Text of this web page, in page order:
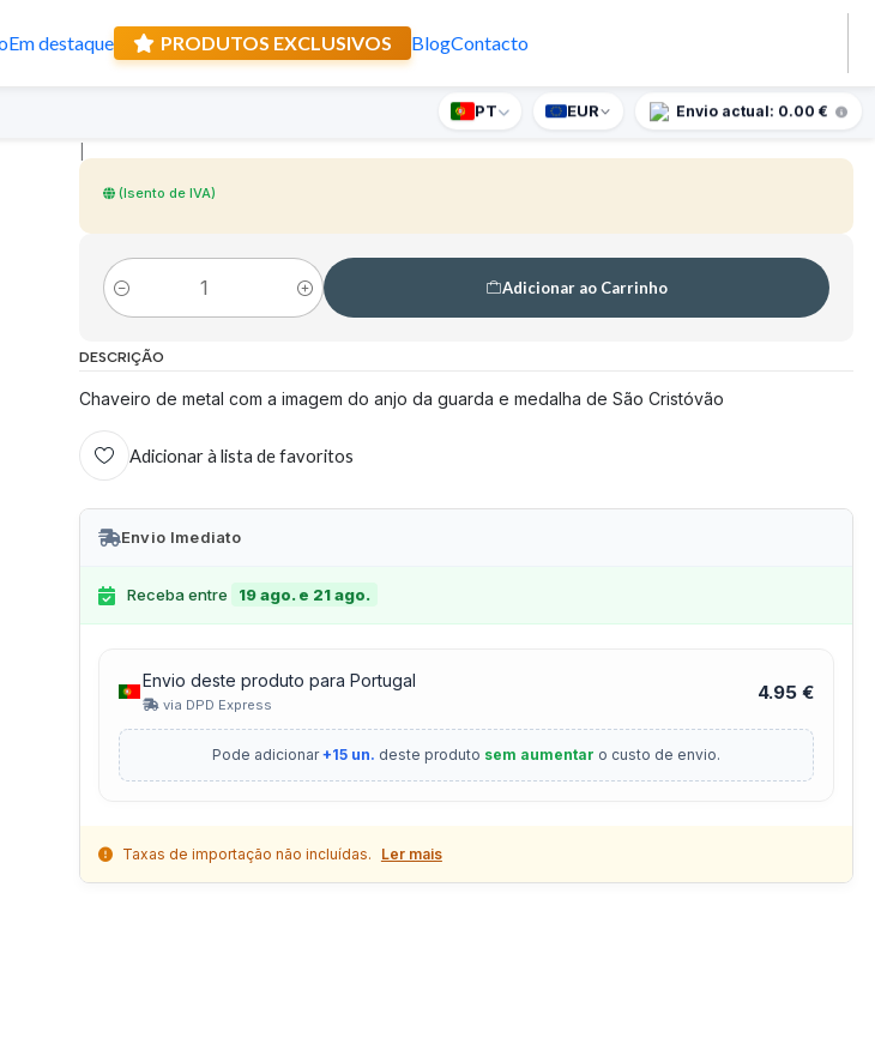
Em destaque PRODUTOS EXCLUSIVOS BlogContacto
Recebe presente supresa para encomendas superiores a 90€
PT EUR Envio actual: 0.00 €
Chaveiro anjo da guarda e São Cristóvão
(Isento de IVA)
Quantidade
Adicionar ao Carrinho
DESCRIÇÃO
Chaveiro de metal com a imagem do anjo da guarda e medalha de São Cristóvão
Adicionar à lista de favoritos
Envio Imediato
Receba entre 19 ago. e 21 ago.
Envio deste produto para Portugal
via DPD Express
4.95 €
Pode adicionar+15 un. deste produto sem aumentar o custo de envio.
Taxas de importação não incluídas. Ler mais